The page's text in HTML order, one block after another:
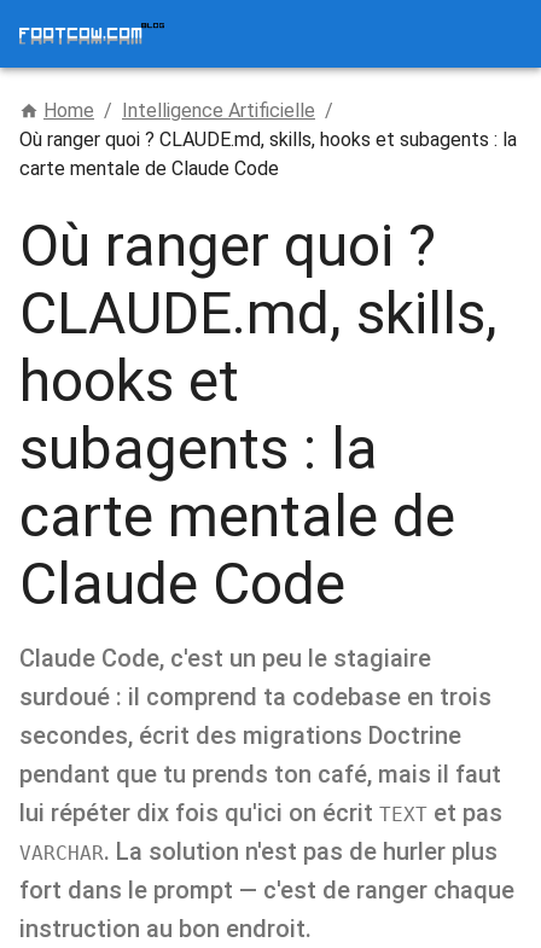
Home / Intelligence Artificielle /
Où ranger quoi ? CLAUDE.md, skills, hooks et subagents : la
carte mentale de Claude Code
Où ranger quoi ?
CLAUDE.md, skills,
hooks et
subagents : la
carte mentale de
Claude Code
Claude Code, c'est un peu le stagiaire
surdoué : il comprend ta codebase en trois
secondes, écrit des migrations Doctrine
pendant que tu prends ton café, mais il faut
lui répéter dix fois qu'ici on écrit TEXT et pas
VARCHAR. La solution n'est pas de hurler plus
fort dans le prompt — c'est de ranger chaque
instruction au bon endroit.